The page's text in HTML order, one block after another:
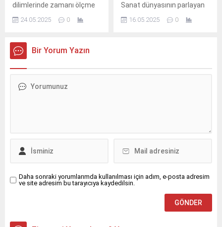
dilimlerinde zamanı ölçme
deneyimini, 1925’te tanıttığı
saatinin 100.
24.05.2025 0
Sanat dünyasının parlayan
ekranlara bambaşka bir ışıltı
16.05.2025 0
Bir Yorum Yazın
Daha sonraki yorumlarımda kullanılması için adım, e-posta adresim
ve site adresim bu tarayıcıya kaydedilsin.